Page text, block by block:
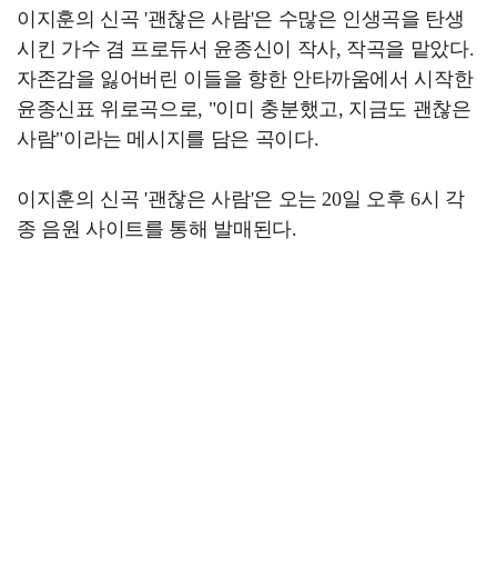
이지훈의 신곡 '괜찮은 사람'은 수많은 인생곡을 탄생
시킨 가수 겸 프로듀서 윤종신이 작사, 작곡을 맡았다.
자존감을 잃어버린 이들을 향한 안타까움에서 시작한
윤종신표 위로곡으로, "이미 충분했고, 지금도 괜찮은
사람"이라는 메시지를 담은 곡이다.
이지훈의 신곡 '괜찮은 사람'은 오는 20일 오후 6시 각
종 음원 사이트를 통해 발매된다.